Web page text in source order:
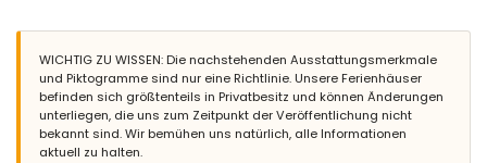
Außensitzbereich und Essbereich im Freien
3 private, eingezäunte Parkplätze
Weitere Informationen
nächste Stadt: Chiclana de la Frontera (innerhalb von 7 Kilometern
von der Villa)
nächster Strand: La Barrosa (innerhalb von 1000 Metern von der Villa)
WICHTIG ZU WISSEN: Die nachstehenden Ausstattungsmerkmale
und Piktogramme sind nur eine Richtlinie. Unsere Ferienhäuser
befinden sich größtenteils in Privatbesitz und können Änderungen
unterliegen, die uns zum Zeitpunkt der Veröffentlichung nicht
bekannt sind. Wir bemühen uns natürlich, alle Informationen
aktuell zu halten.